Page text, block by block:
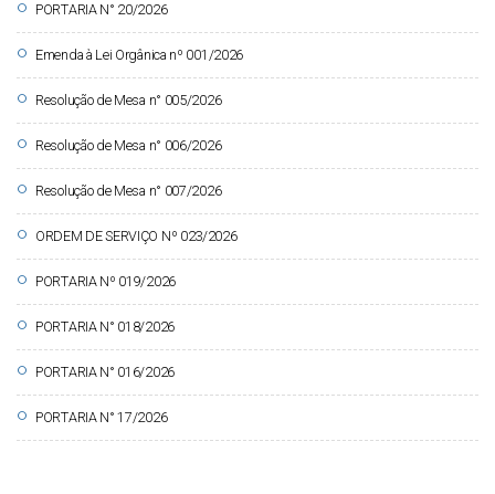
circle PORTARIA N° 20/2026
circle Emenda à Lei Orgânica nº 001/2026
circle Resolução de Mesa n° 005/2026
circle Resolução de Mesa n° 006/2026
circle Resolução de Mesa n° 007/2026
circle ORDEM DE SERVIÇO Nº 023/2026
circle PORTARIA Nº 019/2026
circle PORTARIA N° 018/2026
circle PORTARIA N° 016/2026
circle PORTARIA N° 17/2026